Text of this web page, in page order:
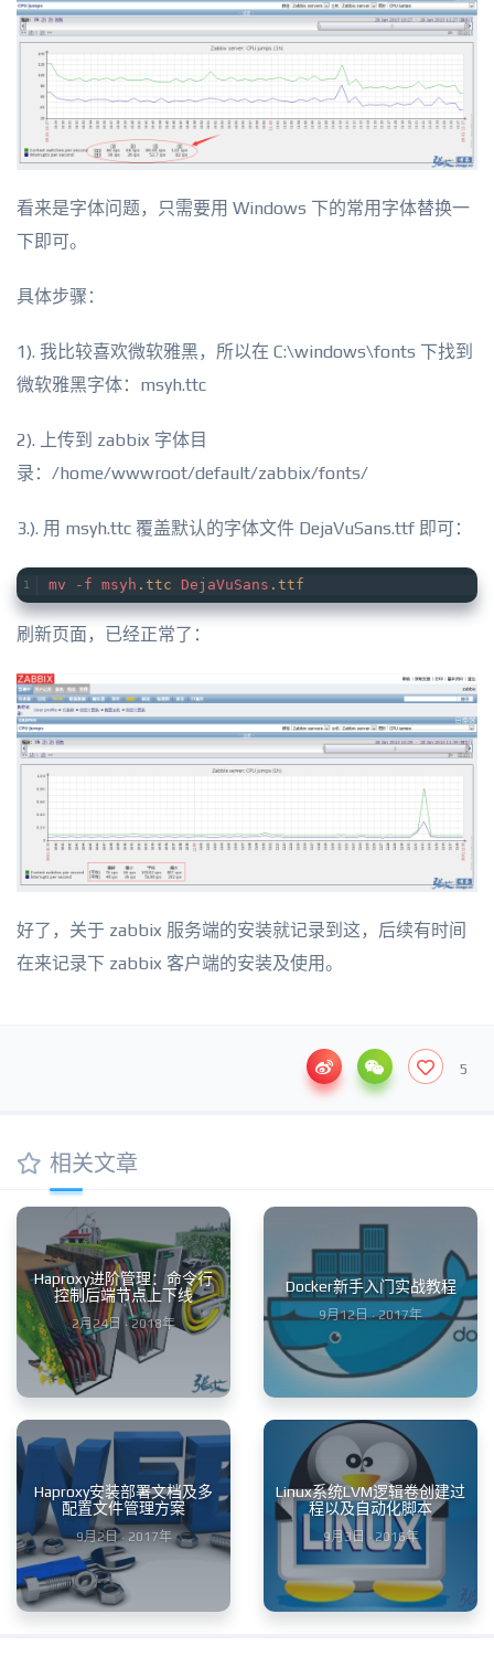
看来是字体问题，只需要用 Windows 下的常用字体替换一
下即可。
具体步骤：
1). 我比较喜欢微软雅黑，所以在 C:\windows\fonts 下找到
微软雅黑字体：msyh.ttc
2). 上传到 zabbix 字体目
录：/home/wwwroot/default/zabbix/fonts/
3.). 用 msyh.ttc 覆盖默认的字体文件 DejaVuSans.ttf 即可：
mv -f msyh .ttc DejaVuSans .ttf
刷新页面，已经正常了：
好了，关于 zabbix 服务端的安装就记录到这，后续有时间
在来记录下 zabbix 客户端的安装及使用。
5
相关文章
Haproxy进阶管理：命令行
控制后端节点上下线
2月24日 · 2018年
Docker新手入门实战教程
9月12日 · 2017年
Haproxy安装部署文档及多
配置文件管理方案
9月2日 · 2017年
Linux系统LVM逻辑卷创建过
程以及自动化脚本
9月3日 · 2016年